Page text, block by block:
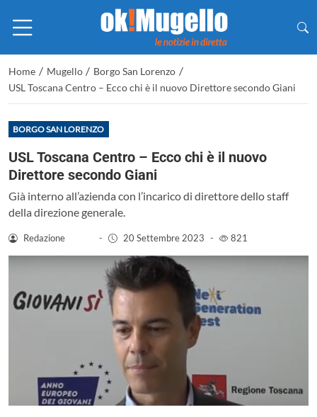
Home / Mugello / Borgo San Lorenzo /
USL Toscana Centro – Ecco chi è il nuovo Direttore secondo Giani
BORGO SAN LORENZO
USL Toscana Centro – Ecco chi è il nuovo
Direttore secondo Giani
Già interno all’azienda con l’incarico di direttore dello staff
della direzione generale.
Redazione - 20 Settembre 2023 - 821